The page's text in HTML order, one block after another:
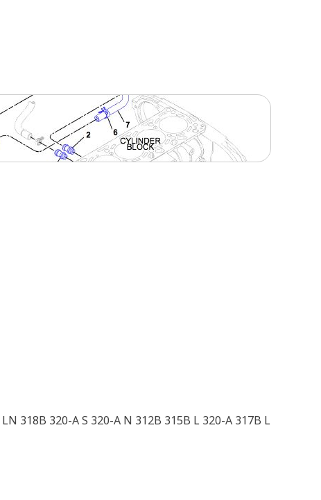
318B 320-A S 320-A N 312B 315B L 320-A 317B L